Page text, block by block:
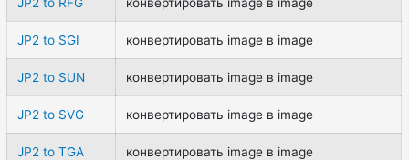
JP2 to SGI конвертировать image в image
JP2 to SUN конвертировать image в image
JP2 to SVG конвертировать image в image
JP2 to TGA конвертировать image в image